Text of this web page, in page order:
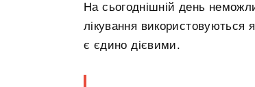
На сьогоднішній день
лікування використовуються
є єдино дієвими.